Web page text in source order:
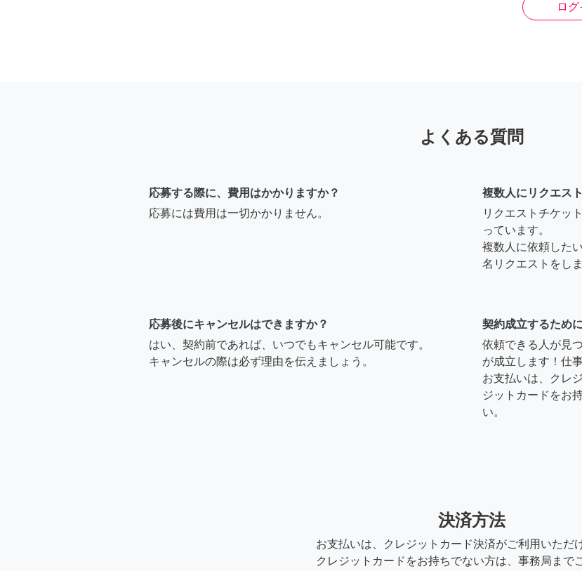
ロ
よくある質問
応募する際に、費用はかかりますか？
応募には費用は一切かかりません。
複数人にリクエス
リクエストチケッ
っています。
複数人に依頼した
名リクエストをし
応募後にキャンセルはできますか？
はい、契約前であれば、いつでもキャンセル可能です。
キャンセルの際は必ず理由を伝えましょう。
契約成立するため
依頼できる人が見
が成立します！仕
お支払いは、クレ
ジットカードをお
い。
決済方法
お支払いは、クレジットカード決済がご利用いただ
クレジットカードをお持ちでない方は、事務局まで